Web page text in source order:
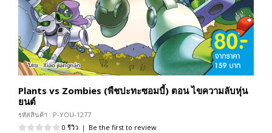
Plants vs Zombies (พืชปะทะซอมบี้) ตอน ไขความลับหุ่น
ยนต์
รหัสสินค้า : P-YOU-1277
0 รีวิว | Be the first to review